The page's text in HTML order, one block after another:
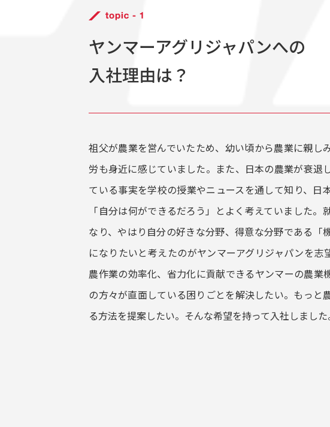
ヤンマーアグリジャパンへの
入社理由は？
祖父が農業を営んでいたため、幼い頃から農業に親し
労も身近に感じていました。また、日本の農業が衰退
ている事実を学校の授業やニュースを通して知り、日
「自分は何ができるだろう」とよく考えていました。
なり、やはり自分の好きな分野、得意な分野である「
になりたいと考えたのがヤンマーアグリジャパンを志
農作業の効率化、省力化に貢献できるヤンマーの農業
の方々が直面している困りごとを解決したい。もっと
る方法を提案したい。そんな希望を持って入社しました